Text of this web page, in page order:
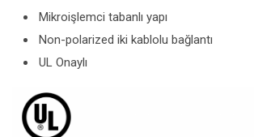
Mikroişlemci tabanlı yapı
Non-polarized iki kablolu bağlantı
UL Onaylı